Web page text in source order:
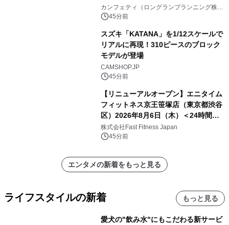
開始
カンフェティ（ロングランプランニング株式
会社）
45分前
スズキ「KATANA」を1/12スケールで
リアルに再現！310ピースのブロック
モデルが登場
CAMSHOP.JP
45分前
【リニューアルオープン】エニタイム
フィットネス京王笹塚店（東京都渋谷
区）2026年8月6日（木）＜24時間年
中無休のフィットネスジム＞
株式会社Fast Fitness Japan
45分前
エンタメの新着をもっと見る
ライフスタイルの新着 もっと見る
愛犬の"飲み水"にもこだわる新サービ